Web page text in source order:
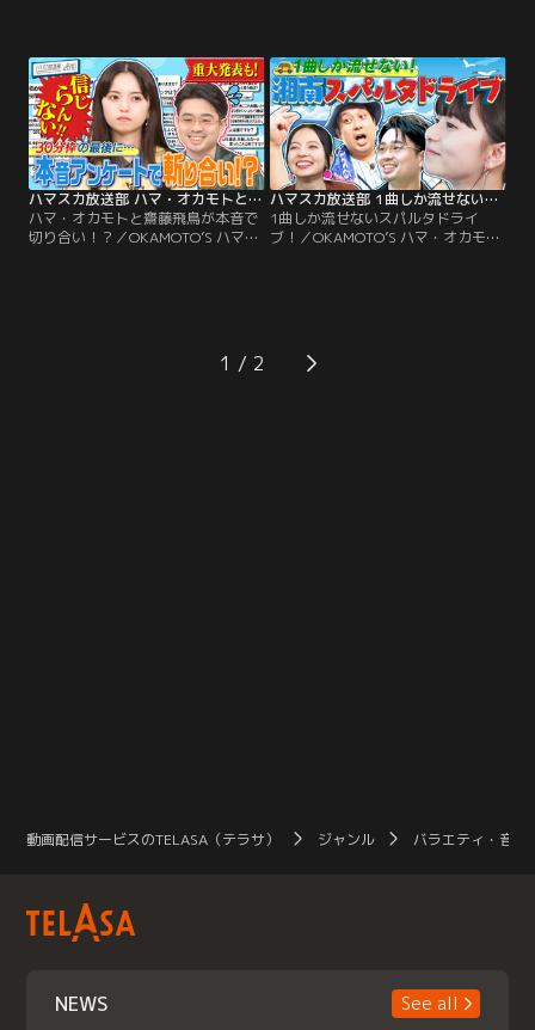
ンド・サバシスターが今熱くなって
いるものを熱烈プレゼン！「異世界
転生もの」「ハンドメイド」「楽天
イーグルス」「イラスト」…！
タジオに登場。ハマスカ“放送部”だ
から持って来られた、アーティスト
が本当に語りたいと思っている曲を
「魂のリクエスト」！
ハマスカ放送部 ハマ・オカモトと齋藤飛鳥が本音で切り合い！？（2025/09/15放送分）
ハマ・オカモトと齋藤飛鳥が本音で
切り合い！？／OKAMOTO’S ハマ・
えてもらった46問のアンケートを見
返してアップデート！お互いの解答
ハマスカ放送部 1曲しか流せないスパルタドライブ！（2025/09/08放送分）
1曲しか流せないスパルタドライ
ブ！／OKAMOTO’S ハマ・オカモト
曲…！？湘南と言えば海の見える憧
れの別荘！別荘でバーベキューをす
1
動画配信サービスのTELASA（テラサ） ジャンル バラエティ・音楽
NEWS See all